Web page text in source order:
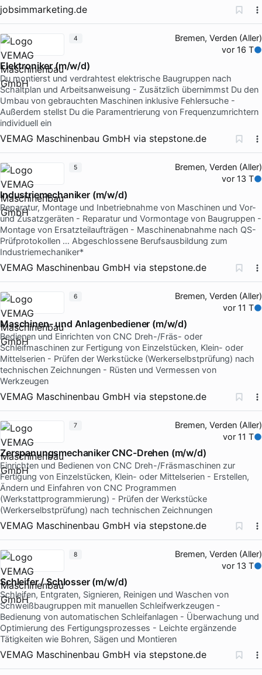
jobsimmarketing.de
Bremen, Verden (Aller)
vor 16 T
Elektroniker (m/w/d)
Du montierst und verdrahtest elektrische Baugruppen nach
Schaltplan und Arbeitsanweisung - Zusätzlich übernimmst Du den
Umbau von gebrauchten Maschinen inklusive Fehlersuche -
Außerdem stellst Du die Paramentrierung von Frequenzumrichtern
individuell ein
VEMAG Maschinenbau GmbH via stepstone.de
4
Bremen, Verden (Aller)
vor 13 T
Industriemechaniker (m/w/d)
Reparatur, Montage und Inbetriebnahme von Maschinen und Vor-
und Zusatzgeräten - Reparatur und Vormontage von Baugruppen -
Montage von Ersatzteilaufträgen - Maschinenabnahme nach QS-
Prüfprotokollen … Abgeschlossene Berufsausbildung zum
Industriemechaniker*
VEMAG Maschinenbau GmbH via stepstone.de
5
Bremen, Verden (Aller)
vor 11 T
Maschinen- und Anlagenbediener (m/w/d)
Bedienen und Einrichten von CNC Dreh-/Fräs- oder
Schleifmaschinen zur Fertigung von Einzelstücken, Klein- oder
Mittelserien - Prüfen der Werkstücke (Werkerselbstprüfung) nach
technischen Zeichnungen - Rüsten und Vermessen von
Werkzeugen
VEMAG Maschinenbau GmbH via stepstone.de
6
Bremen, Verden (Aller)
vor 11 T
Zerspanungsmechaniker CNC-Drehen (m/w/d)
Einrichten und Bedienen von CNC Dreh-/Fräsmaschinen zur
Fertigung von Einzelstücken, Klein- oder Mittelserien - Erstellen,
Ändern und Einfahren von CNC Programmen
(Werkstattprogrammierung) - Prüfen der Werkstücke
(Werkerselbstprüfung) nach technischen Zeichnungen
VEMAG Maschinenbau GmbH via stepstone.de
7
Bremen, Verden (Aller)
vor 13 T
Schleifer / Schlosser (m/w/d)
Schleifen, Entgraten, Signieren, Reinigen und Waschen von
Schweißbaugruppen mit manuellen Schleifwerkzeugen -
Bedienung von automatischen Schleifanlagen - Überwachung und
Optimierung des Fertigungsprozesses - Leichte ergänzende
Tätigkeiten wie Bohren, Sägen und Montieren
VEMAG Maschinenbau GmbH via stepstone.de
8